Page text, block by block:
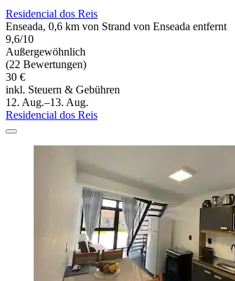
Residencial dos Reis
Enseada, 0,6 km von Strand von Enseada entfernt
9,6/10
Außergewöhnlich
(22 Bewertungen)
30 €
inkl. Steuern & Gebühren
12. Aug.–13. Aug.
Residencial dos Reis